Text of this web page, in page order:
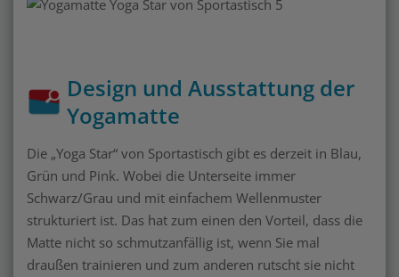
Design und Ausstattung der
Yogamatte
Die „Yoga Star“ von Sportastisch gibt es derzeit in Blau,
Grün und Pink. Wobei die Unterseite immer
Schwarz/Grau und mit einfachem Wellenmuster
strukturiert ist. Das hat zum einen den Vorteil, dass die
Matte nicht so schmutzanfällig ist, wenn Sie mal
draußen trainieren und zum anderen rutscht sie nicht